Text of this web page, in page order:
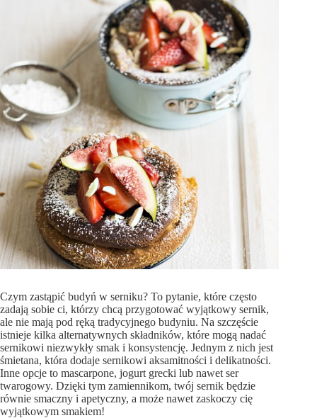
Czym zastąpić budyń w serniku? To pytanie, które często
zadają sobie ci, którzy chcą przygotować wyjątkowy sernik,
ale nie mają pod ręką tradycyjnego budyniu. Na szczęście
istnieje kilka alternatywnych składników, które mogą nadać
sernikowi niezwykły smak i konsystencję. Jednym z nich jest
śmietana, która dodaje sernikowi aksamitności i delikatności.
Inne opcje to mascarpone, jogurt grecki lub nawet ser
twarogowy. Dzięki tym zamiennikom, twój sernik będzie
równie smaczny i apetyczny, a może nawet zaskoczy cię
wyjątkowym smakiem!